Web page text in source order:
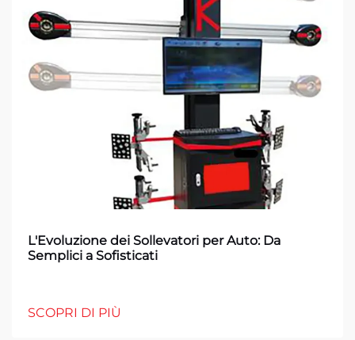
L'Evoluzione dei Sollevatori per Auto: Da
Semplici a Sofisticati
SCOPRI DI PIÙ